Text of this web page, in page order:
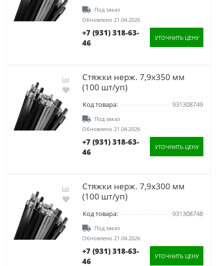
Под заказ
Обновлено 21.04.2026
+7 (931) 318-63-
46
УТОЧНИТЬ ЦЕНУ
Стяжки нерж. 7,9х350 мм
(100 шт/уп)
Код товара: 931308749
Под заказ
Обновлено 21.04.2026
+7 (931) 318-63-
46
УТОЧНИТЬ ЦЕНУ
Стяжки нерж. 7,9х300 мм
(100 шт/уп)
Код товара: 931308748
Под заказ
Обновлено 21.04.2026
+7 (931) 318-63-
46
УТОЧНИТЬ ЦЕНУ